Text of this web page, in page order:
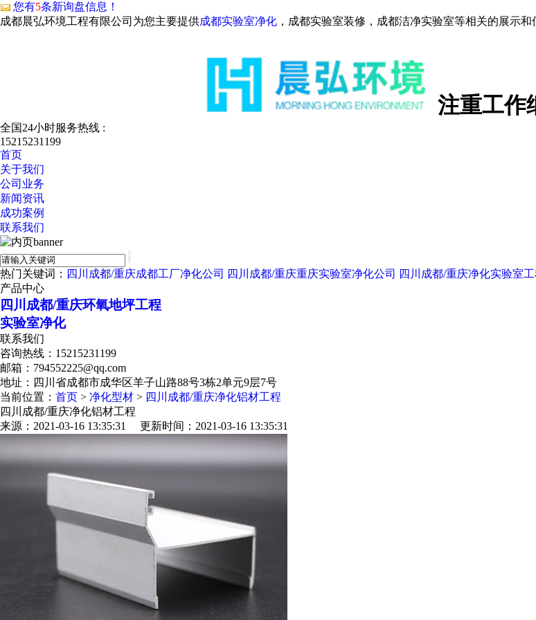
您有5条新询盘信息！
成都晨弘环境工程有限公司为您主要提供成都实验室净化 ，成都实验室装修，成都洁净实验室等相关的展示和
注重工作
全国24小时服务热线 :
15215231199
首页
关于我们
公司业务
新闻资讯
成功案例
联系我们
热门关键词： 四川成都/重庆成都工厂净化公司 四川成都/重庆重庆实验室净化公司 四川成都/重庆净化实验室
产品中心
四川成都/重庆环氧地坪工程
实验室净化
联系我们
咨询热线： 15215231199
邮箱：794552225@qq.com
地址：四川省成都市成华区羊子山路88号3栋2单元9层7号
当前位置： 首页 > 净化型材 > 四川成都/重庆净化铝材工程
四川成都/重庆净化铝材工程
来源：2021-03-16 13:35:31 更新时间：2021-03-16 13:35:31